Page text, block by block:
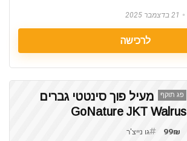
21 בדצמבר 2025
לרכישה
פג תוקף
מעיל פוך סינטטי גברים
GoNature JKT Walrus
99₪ גו נייצ'ר